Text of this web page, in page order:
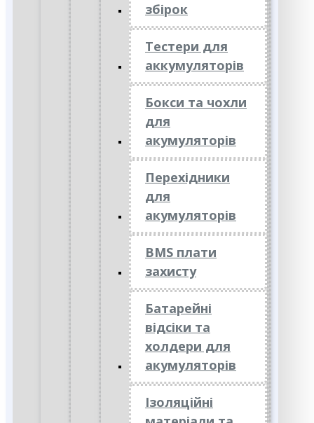
збірок
Тестери для
аккумуляторів
Бокси та чохли
для
акумуляторів
Перехідники
для
акумуляторів
BMS плати
захисту
Батарейні
відсіки та
холдери для
акумуляторів
Ізоляційні